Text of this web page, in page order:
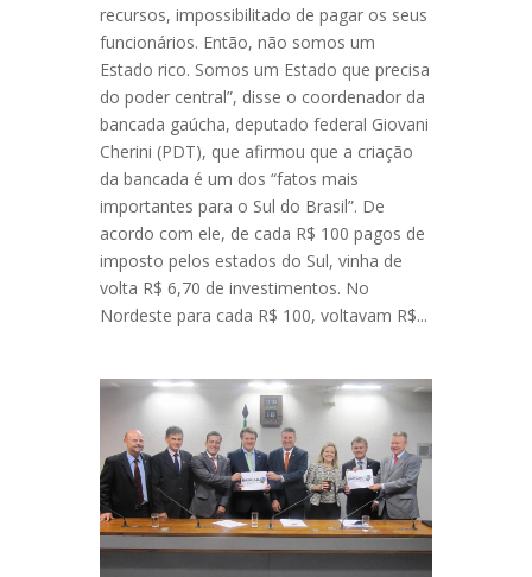
recursos, impossibilitado de pagar os seus
funcionários. Então, não somos um
Estado rico. Somos um Estado que precisa
do poder central”, disse o coordenador da
bancada gaúcha, deputado federal Giovani
Cherini (PDT), que afirmou que a criação
da bancada é um dos “fatos mais
importantes para o Sul do Brasil”. De
acordo com ele, de cada R$ 100 pagos de
imposto pelos estados do Sul, vinha de
volta R$ 6,70 de investimentos. No
Nordeste para cada R$ 100, voltavam R$...